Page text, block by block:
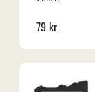
79kr